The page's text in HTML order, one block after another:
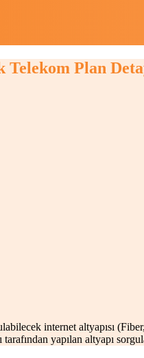
Telekom Plan
internet altyapısı
yapılan altyapı